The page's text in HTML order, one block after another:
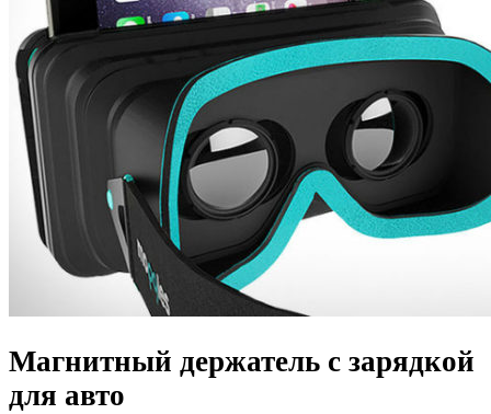
Магнитный держатель с зарядкой
для авто